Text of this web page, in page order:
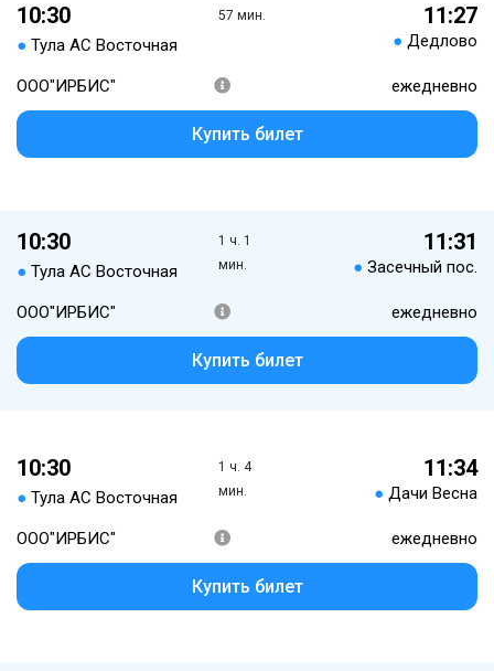
10:30
● Тула АС Восточная
57 мин. 11:27
● Дедлово
ООО"ИРБИС" ежедневно
Купить билет
10:30
● Тула АС Восточная
1 ч. 1
мин.
11:31
● Засечный пос.
ООО"ИРБИС" ежедневно
Купить билет
10:30
● Тула АС Восточная
1 ч. 4
мин.
11:34
● Дачи Весна
ООО"ИРБИС" ежедневно
Купить билет